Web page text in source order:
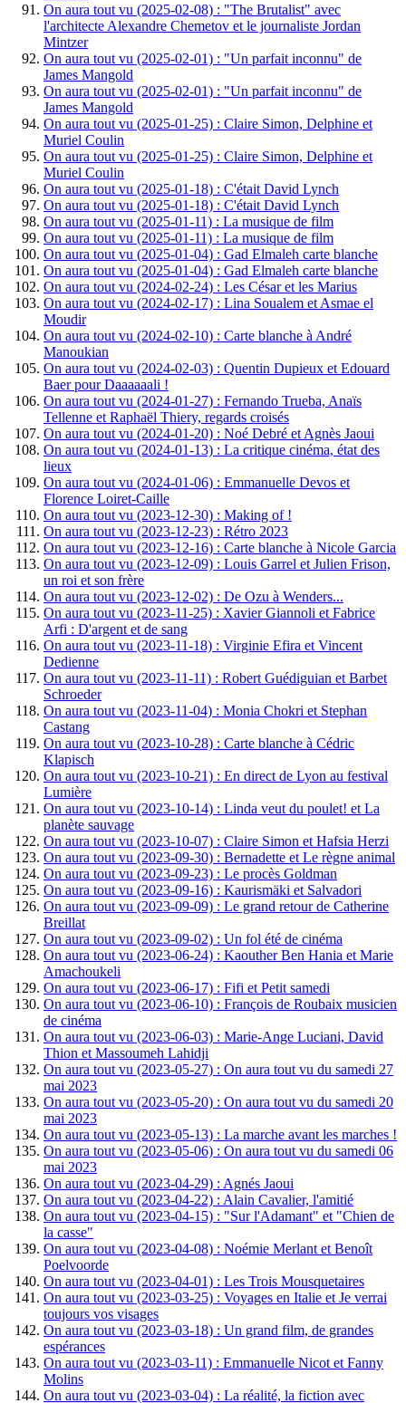
On aura tout vu (2025-02-08) : "The Brutalist" avec
l'architecte Alexandre Chemetov et le journaliste Jordan
Mintzer
On aura tout vu (2025-02-01) : "Un parfait inconnu" de
James Mangold
On aura tout vu (2025-02-01) : "Un parfait inconnu" de
James Mangold
On aura tout vu (2025-01-25) : Claire Simon, Delphine et
Muriel Coulin
On aura tout vu (2025-01-25) : Claire Simon, Delphine et
Muriel Coulin
On aura tout vu (2025-01-18) : C'était David Lynch
On aura tout vu (2025-01-18) : C'était David Lynch
On aura tout vu (2025-01-11) : La musique de film
On aura tout vu (2025-01-11) : La musique de film
On aura tout vu (2025-01-04) : Gad Elmaleh carte blanche
On aura tout vu (2025-01-04) : Gad Elmaleh carte blanche
On aura tout vu (2024-02-24) : Les César et les Marius
On aura tout vu (2024-02-17) : Lina Soualem et Asmae el
Moudir
On aura tout vu (2024-02-10) : Carte blanche à André
Manoukian
On aura tout vu (2024-02-03) : Quentin Dupieux et Edouard
Baer pour Daaaaaali !
On aura tout vu (2024-01-27) : Fernando Trueba, Anaïs
Tellenne et Raphaël Thiery, regards croisés
On aura tout vu (2024-01-20) : Noé Debré et Agnès Jaoui
On aura tout vu (2024-01-13) : La critique cinéma, état des
lieux
On aura tout vu (2024-01-06) : Emmanuelle Devos et
Florence Loiret-Caille
On aura tout vu (2023-12-30) : Making of !
On aura tout vu (2023-12-23) : Rétro 2023
On aura tout vu (2023-12-16) : Carte blanche à Nicole Garcia
On aura tout vu (2023-12-09) : Louis Garrel et Julien Frison,
un roi et son frère
On aura tout vu (2023-12-02) : De Ozu à Wenders...
On aura tout vu (2023-11-25) : Xavier Giannoli et Fabrice
Arfi : D'argent et de sang
On aura tout vu (2023-11-18) : Virginie Efira et Vincent
Dedienne
On aura tout vu (2023-11-11) : Robert Guédiguian et Barbet
Schroeder
On aura tout vu (2023-11-04) : Monia Chokri et Stephan
Castang
On aura tout vu (2023-10-28) : Carte blanche à Cédric
Klapisch
On aura tout vu (2023-10-21) : En direct de Lyon au festival
Lumière
On aura tout vu (2023-10-14) : Linda veut du poulet! et La
planète sauvage
On aura tout vu (2023-10-07) : Claire Simon et Hafsia Herzi
On aura tout vu (2023-09-30) : Bernadette et Le règne animal
On aura tout vu (2023-09-23) : Le procès Goldman
On aura tout vu (2023-09-16) : Kaurismäki et Salvadori
On aura tout vu (2023-09-09) : Le grand retour de Catherine
Breillat
On aura tout vu (2023-09-02) : Un fol été de cinéma
On aura tout vu (2023-06-24) : Kaouther Ben Hania et Marie
Amachoukeli
On aura tout vu (2023-06-17) : Fifi et Petit samedi
On aura tout vu (2023-06-10) : François de Roubaix musicien
de cinéma
On aura tout vu (2023-06-03) : Marie-Ange Luciani, David
Thion et Massoumeh Lahidji
On aura tout vu (2023-05-27) : On aura tout vu du samedi 27
mai 2023
On aura tout vu (2023-05-20) : On aura tout vu du samedi 20
mai 2023
On aura tout vu (2023-05-13) : La marche avant les marches !
On aura tout vu (2023-05-06) : On aura tout vu du samedi 06
mai 2023
On aura tout vu (2023-04-29) : Agnés Jaoui
On aura tout vu (2023-04-22) : Alain Cavalier, l'amitié
On aura tout vu (2023-04-15) : "Sur l'Adamant" et "Chien de
la casse"
On aura tout vu (2023-04-08) : Noémie Merlant et Benoît
Poelvoorde
On aura tout vu (2023-04-01) : Les Trois Mousquetaires
On aura tout vu (2023-03-25) : Voyages en Italie et Je verrai
toujours vos visages
On aura tout vu (2023-03-18) : Un grand film, de grandes
espérances
On aura tout vu (2023-03-11) : Emmanuelle Nicot et Fanny
Molins
On aura tout vu (2023-03-04) : La réalité, la fiction avec